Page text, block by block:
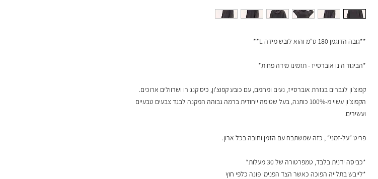
**גובה הדוגמן 180 ס"מ והוא לובש מידה L**
*הביגוד הינו אוברסייז - תזמינו מידה פחות*
קפוצ'ון לגברים בגזרת אוברסייז, נעים ומחמם, עם כובע קפוצ'ון, כיס קנגורו ושרוולים ארוכים.
הקפוצ'ון עשוי מ-100% כותנה, בעל שטיפה ייחודית ברמה גבוהה המקנה לבגד צבעים טבעיים
ועשירים.
פריט ״על-זמני״ , כזה שמשתבח עם הזמן וחובה בכל ארון.
*כביסה ידנית בלבד, טמפרטורה של 30 מעלות*
*לייבש בתלייה הפוכה כאשר הצד הפנימי פונה כלפי חוץ